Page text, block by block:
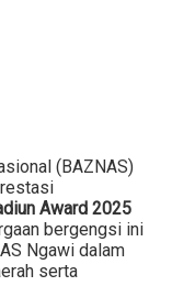
(BAZNAS)
Award 2025
bergengsi ini
Ngawi dalam
serta